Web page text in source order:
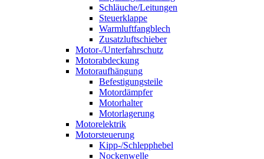
Schläuche/Leitungen
Steuerklappe
Warmluftfangblech
Zusatzluftschieber
Motor-/Unterfahrschutz
Motorabdeckung
Motoraufhängung
Befestigungsteile
Motordämpfer
Motorhalter
Motorlagerung
Motorelektrik
Motorsteuerung
Kipp-/Schlepphebel
Nockenwelle